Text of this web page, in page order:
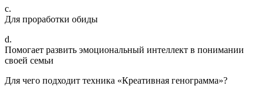
c.
Для проработки обиды
d.
Помогает развить эмоциональный интеллект в понимании
своей семьи
Для чего подходит техника «Креативная генограмма»?